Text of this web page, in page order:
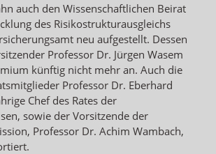
auch den Wissenschaftlichen Beirat
des Risikostrukturausgleichs
neu aufgestellt. Dessen
Professor Dr. Jürgen Wasem
künftig nicht mehr an. Auch die
Professor Dr. Eberhard
Chef des Rates der
sowie der Vorsitzende der
Professor Dr. Achim Wambach,